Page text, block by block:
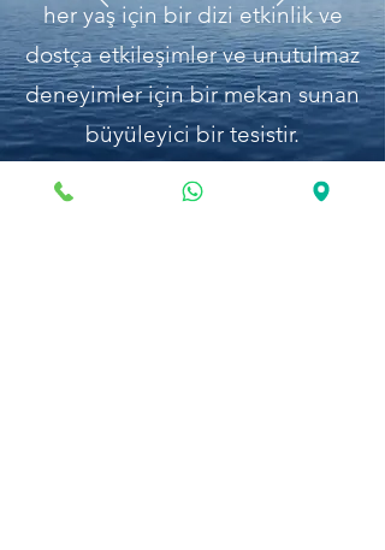
her yaş için bir dizi etkinlik ve
dostça etkileşimler ve unutulmaz
deneyimler için bir mekan sunan
büyüleyici bir tesistir.
Daha fazla bilgi edin